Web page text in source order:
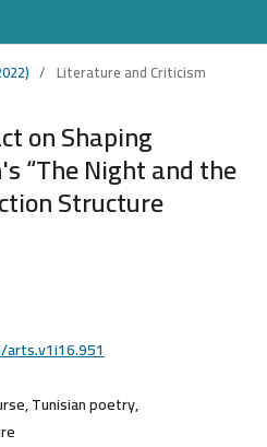
/ Literature and Criticism
on Shaping
“The Night and the
Structure
Tunisian poetry,